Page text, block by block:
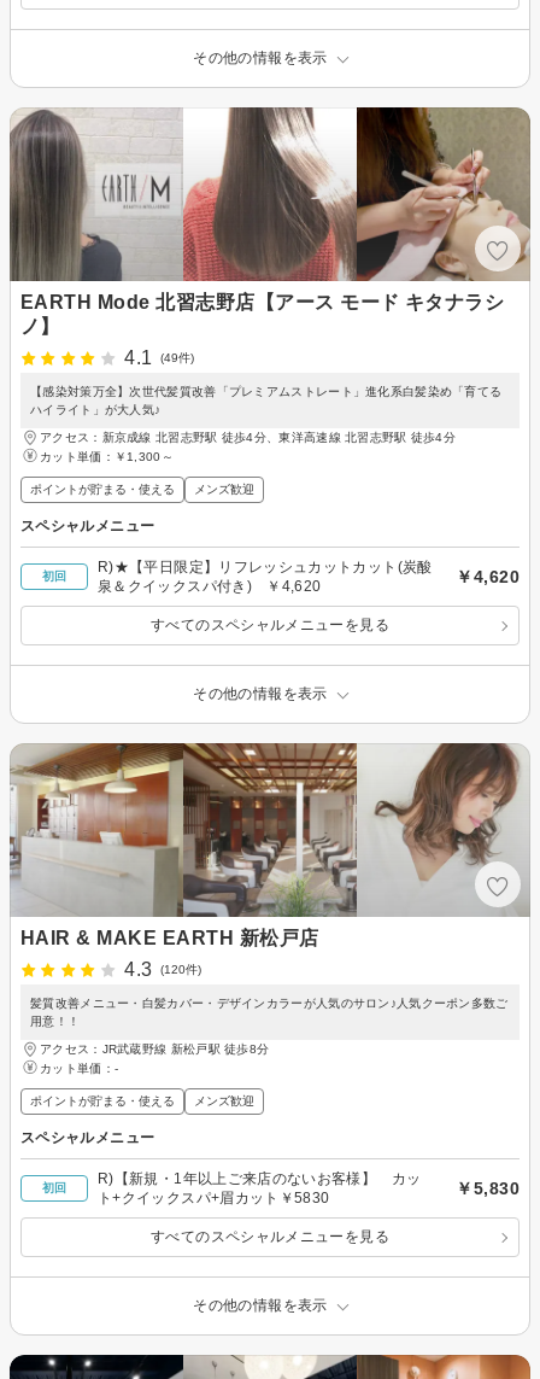
その他の情報を表示
EARTH Mode 北習志野店【アース モード キタナラシ
ノ】
4.1
(49件)
【感染対策万全】次世代髪質改善「プレミアムストレート」進化系白髪染め「育てる
ハイライト」が大人気♪
アクセス：新京成線 北習志野駅 徒歩4分、東洋高速線 北習志野駅 徒歩4分
カット単価： ￥1,300～
ポイントが貯まる・使える メンズ歓迎
スペシャルメニュー
初回
R)★【平日限定】リフレッシュカットカット(炭酸
泉＆クイックスパ付き) ￥4,620
￥4,620
すべてのスペシャルメニューを見る
その他の情報を表示
HAIR & MAKE EARTH 新松戸店
4.3
(120件)
髪質改善メニュー・白髪カバー・デザインカラーが人気のサロン♪人気クーポン多数ご
用意！！
アクセス：JR武蔵野線 新松戸駅 徒歩8分
カット単価： -
ポイントが貯まる・使える メンズ歓迎
スペシャルメニュー
初回
R)【新規・1年以上ご来店のないお客様】 カッ
ト+クイックスパ+眉カット￥5830
￥5,830
すべてのスペシャルメニューを見る
その他の情報を表示